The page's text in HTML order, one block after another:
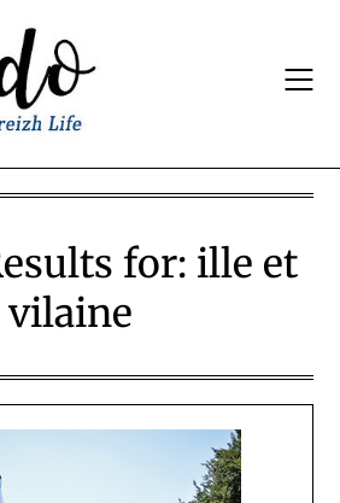
for: ille et
vilaine